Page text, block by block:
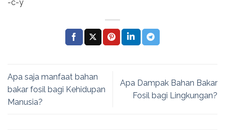
-c-y
Apa saja manfaat bahan
bakar fosil bagi Kehidupan
Manusia?
Apa Dampak Bahan Bakar
Fosil bagi Lingkungan?